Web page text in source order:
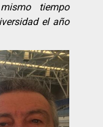
tiempo
el año